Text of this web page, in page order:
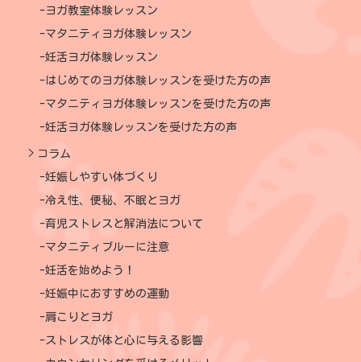
ヨガ教室体験レッスン
マタニティヨガ体験レッスン
妊活ヨガ体験レッスン
はじめてのヨガ体験レッスンを受けた方の声
マタニティヨガ体験レッスンを受けた方の声
妊活ヨガ体験レッスンを受けた方の声
コラム
妊娠しやすい体づくり
冷え性、便秘、不眠とヨガ
育児ストレスと解消法について
マタニティブルーに注意
妊活を始めよう！
妊娠中におすすめの運動
肩こりとヨガ
ストレスが体と心に与える影響